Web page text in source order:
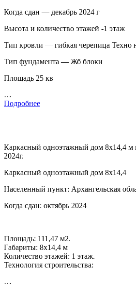
Когда сдан — декабрь 2024 г
Высота и количество этажей -1 этаж
Тип кровли — гибкая черепица Техно
Тип фундамента — Жб блоки
Площадь 25 кв
…
Подробнее
Каркасный одноэтажный дом 8х14,4 м
2024г.
Каркасный одноэтажный дом 8х14,4
Населенный пункт: Архангельская
Когда сдан: октябрь 2024
Площадь: 111,47 м2.
Габариты: 8х14,4 м
Количество этажей: 1 этаж.
Технология строительства:
…